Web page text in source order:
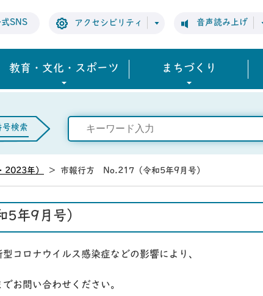
SNS アクセシビリティ 音声読み上げ
教育・文化・スポーツ まちづくり
号検索
年） > 市報行方 No.217（令和5年9月号）
年9月号）
コロナウイルス感染症などの影響により、
お問い合わせください。